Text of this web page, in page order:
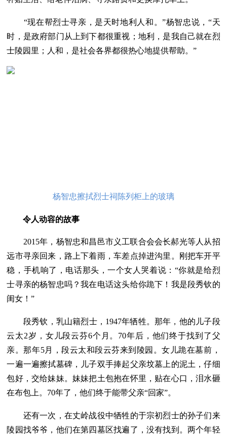
“现在帮烈士寻亲，是天时地利人和。”杨智忠说，“天
时，是政府部门从上到下都很重视；地利，是我自己就在烈
士陵园里；人和，是社会各界都很热心地提供帮助。”
杨智忠擦拭烈士祠陈列柜上的玻璃
令人动容的故事
2015年，杨智忠和昌邑市义工联合会会长郝光等人从招
远市寻亲回来，路上下着雨，车差点掉进沟里。刚把车开平
稳，手机响了，电话那头，一个女人哭着说：“你就是给烈
士寻亲的杨智忠吗？我在电话这头给你跪下！我是段秀钦的
闺女！”
段秀钦，乳山籍烈士，1947年牺牲。那年，他的儿子段
云太2岁，女儿段云芬6个月。70年后，他们终于找到了父
亲。那年5月，段云太和段云芬来到陵园。女儿跪在墓前，
一遍一遍擦拭墓碑，儿子双手捧起父亲坟墓上的泥土，仔细
包好，交给妹妹。妹妹把土包抱在怀里，贴在心口，泪水砸
在布包上。70年了，他们终于能带父亲“回家”。
还有一次，在丈岭战役中牺牲的于宗初烈士的孙子们来
陵园找爷爷，他们在第四墓区找遍了，没有找到。两个年轻